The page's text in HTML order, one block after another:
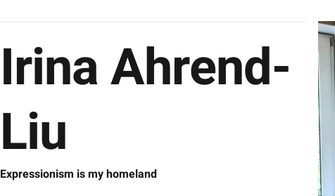
Irina Ahrend-
Liu
Expressionism is my homeland